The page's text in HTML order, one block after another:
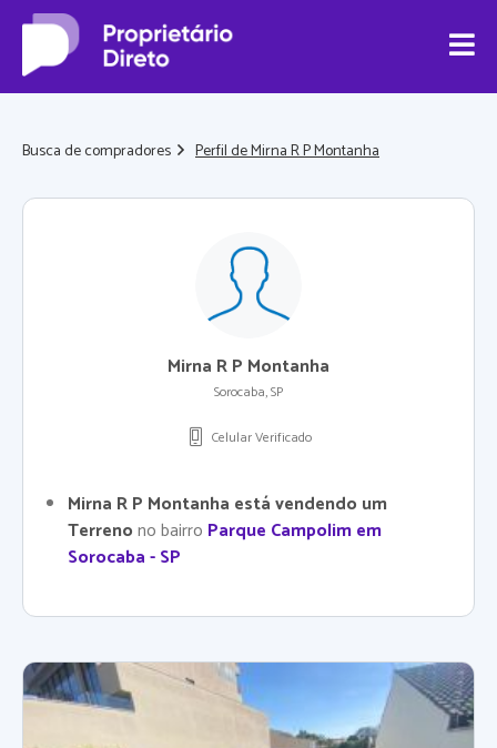
Busca de compradores Perfil de Mirna R P Montanha
Mirna R P Montanha
Sorocaba, SP
Celular Verificado
Mirna R P Montanha está vendendo um
Terrenono bairro Parque Campolim em
Sorocaba - SP